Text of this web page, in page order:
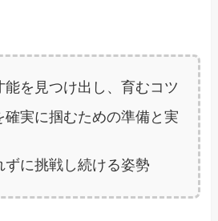
能を見つけ出し、育むコツ
確実に掴むための準備と実
ずに挑戦し続ける姿勢